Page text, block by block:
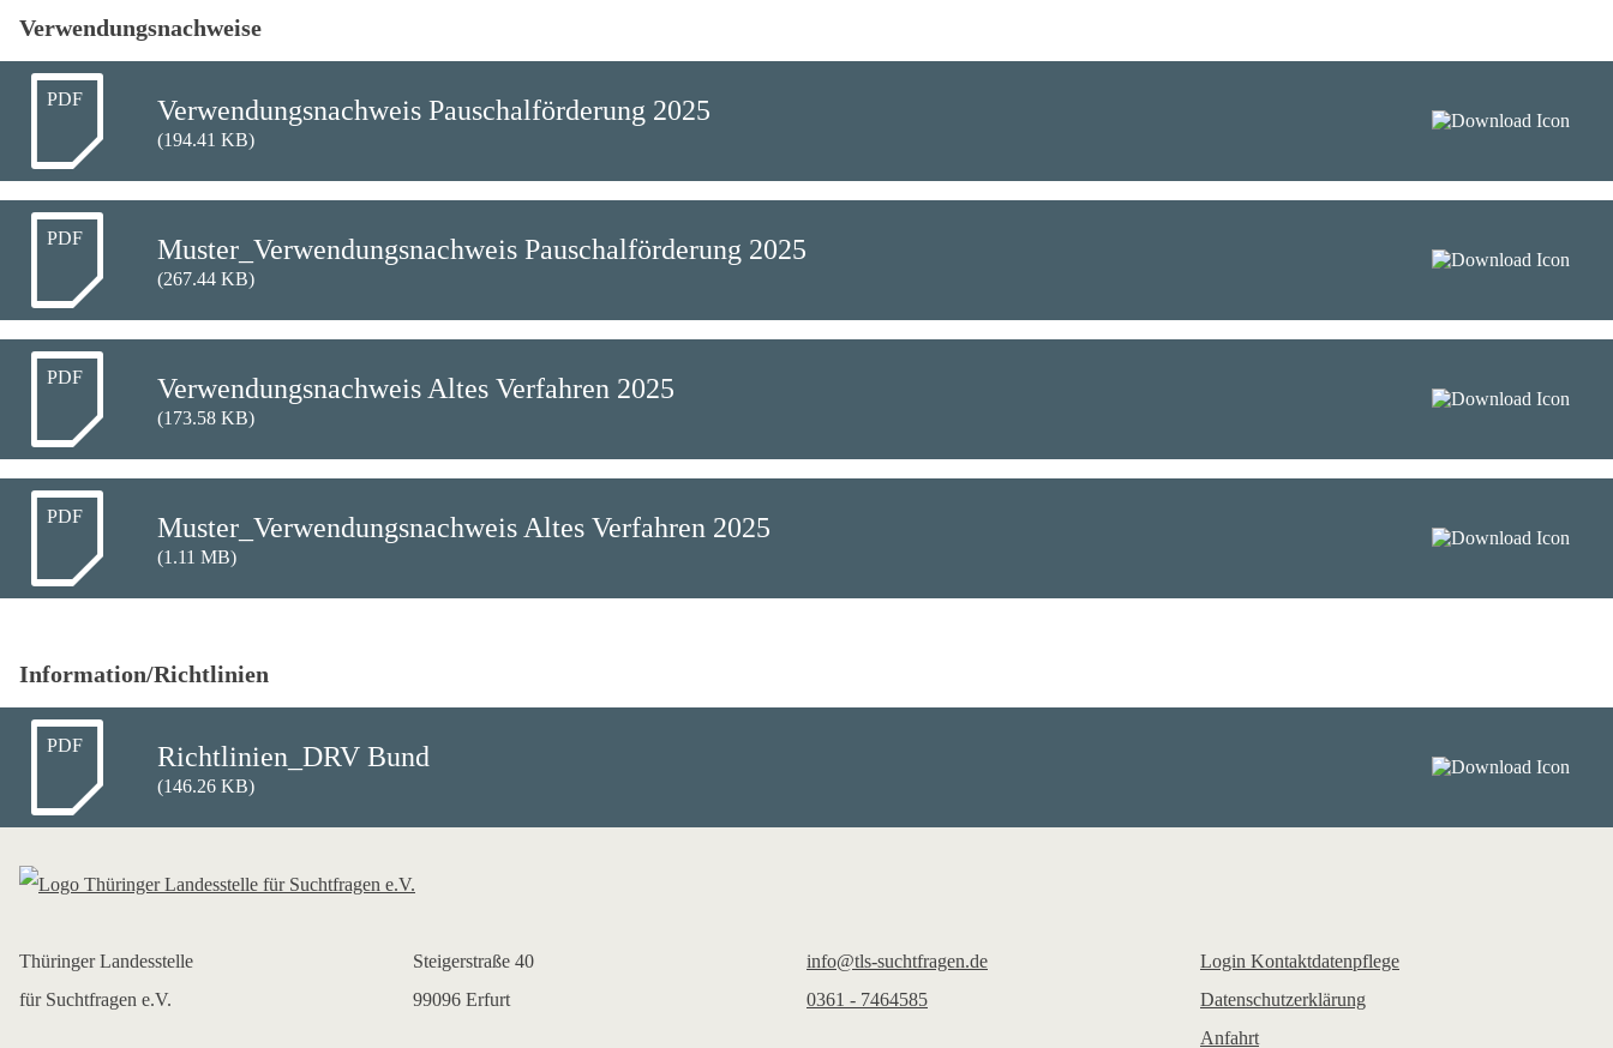
Verwendungsnachweise
PDF Verwendungsnachweis Pauschalförderung 2025
(194.41 KB)
PDF Muster_Verwendungsnachweis Pauschalförderung 2025
(267.44 KB)
PDF Verwendungsnachweis Altes Verfahren 2025
(173.58 KB)
PDF Muster_Verwendungsnachweis Altes Verfahren 2025
(1.11 MB)
Information/Richtlinien
PDF Richtlinien_DRV Bund
(146.26 KB)
Thüringer Landesstelle
für Suchtfragen e.V.
Steigerstraße 40
99096 Erfurt
info@tls-suchtfragen.de
0361 - 7464585
Login Kontaktdatenpflege
Datenschutzerklärung
Anfahrt